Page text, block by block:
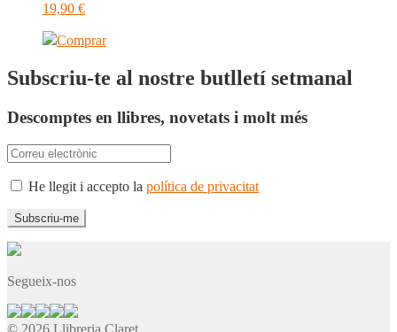
19,90 €
Comprar
Subscriu-te al nostre butlletí setmanal
Descomptes en llibres, novetats i molt més
He llegit i accepto la política de privacitat
Segueix-nos
© 2026 Llibreria Claret